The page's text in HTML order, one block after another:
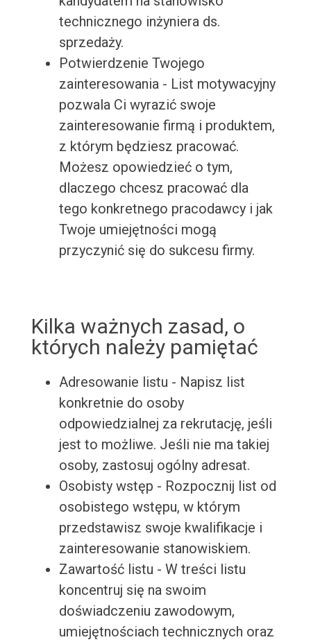
technicznego inżyniera ds.
sprzedaży.
Potwierdzenie Twojego
zainteresowania - List motywacyjny
pozwala Ci wyrazić swoje
zainteresowanie firmą i produktem,
z którym będziesz pracować.
Możesz opowiedzieć o tym,
dlaczego chcesz pracować dla
tego konkretnego pracodawcy i jak
Twoje umiejętności mogą
przyczynić się do sukcesu firmy.
Kilka ważnych zasad, o
których należy pamiętać
Adresowanie listu - Napisz list
konkretnie do osoby
odpowiedzialnej za rekrutację, jeśli
jest to możliwe. Jeśli nie ma takiej
osoby, zastosuj ogólny adresat.
Osobisty wstęp - Rozpocznij list od
osobistego wstępu, w którym
przedstawisz swoje kwalifikacje i
zainteresowanie stanowiskiem.
Zawartość listu - W treści listu
koncentruj się na swoim
doświadczeniu zawodowym,
umiejętnościach technicznych oraz